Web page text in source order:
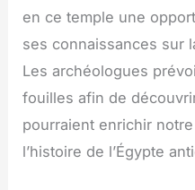
en ce temple une
ses connaissances sur
Les archéologues
fouilles afin de
pourraient enrichir
l’histoire de l’Égypte